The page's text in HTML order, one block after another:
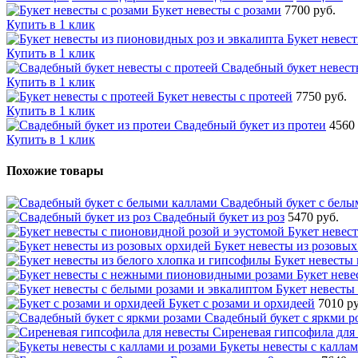
Букет невесты с розами 7700 руб.
Купить в 1 клик
Букет
Купить в 1 клик
Свадебный букет
Купить в 1 клик
Букет невесты с протеей 7750 руб.
Купить в 1 клик
Свадебный букет из протеи 4560
Купить в 1 клик
Похожие товары
Свадебный букет с
Свадебный букет из роз 5470 руб.
Букет
Букет невесты из
Букет
Букет
Букет
Букет с розами и орхидеей 7010
Свадебный букет с яркми
Сиреневая гипсофила для
Букеты невесты с